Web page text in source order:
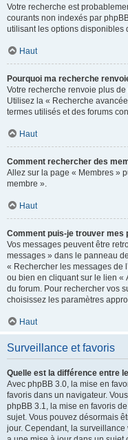
Votre recherche est
courants non indexés par
utilisant les options disponibles
Haut
Pourquoi ma recherche
Votre recherche renvoie plus
Utilisez la « Recherche
termes utilisés et des forums
Haut
Comment rechercher des
Allez sur la page « Membres »
membre ».
Haut
Comment puis-je trouver
Vos messages peuvent être
messages » dans le panneau
« Rechercher les messages de
ou bien en cliquant sur le lien «
du forum. Pour rechercher vos
choisissez les paramètres
Haut
Surveillance et favoris
Quelle est la différence entre
Avec phpBB 3.0, la mise en
favoris dans un navigateur.
phpBB 3.1, la mise en favoris
sujet. Vous pouvez désormais
jour. Cependant, la surveillance